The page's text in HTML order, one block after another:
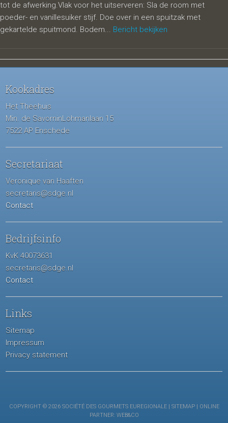
tot de afwerking.Vlak voor het uitserveren: Sla de room met
poeder- en vanillesuiker stijf. Doe over in een spuitzak met
gekartelde spuitmond. Bodem... Bericht bekijken
Kookadres
Het Theehuis
Min. de SavorninLohmanlaan 15
7522 AP Enschede
Secretariaat
Veronique van Haaften
secretaris@sdge.nl
Contact
Bedrijfsinfo
KvK 40073631
secretaris@sdge.nl
Contact
Links
Sitemap
Impressum
Privacy statement
COPYRIGHT © 2026 SOCIÉTÉ DES GOURMETS EUREGIONALE | SITEMAP| ONLINE
PARTNER: WEB&CO